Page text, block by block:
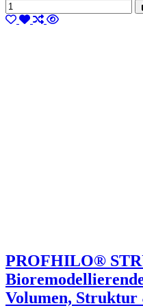
PROFHILO®
Volumen,